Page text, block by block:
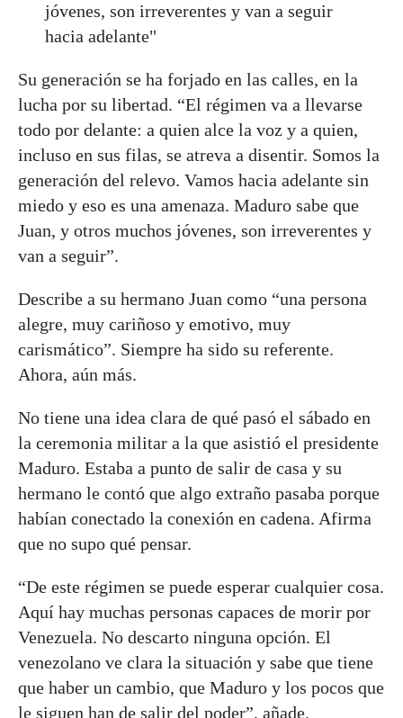
jóvenes, son irreverentes y van a seguir
hacia adelante"
Su generación se ha forjado en las calles, en la
lucha por su libertad. “El régimen va a llevarse
todo por delante: a quien alce la voz y a quien,
incluso en sus filas, se atreva a disentir. Somos la
generación del relevo. Vamos hacia adelante sin
miedo y eso es una amenaza. Maduro sabe que
Juan, y otros muchos jóvenes, son irreverentes y
van a seguir”.
Describe a su hermano Juan como “una persona
alegre, muy cariñoso y emotivo, muy
carismático”. Siempre ha sido su referente.
Ahora, aún más.
No tiene una idea clara de qué pasó el sábado en
la ceremonia militar a la que asistió el presidente
Maduro. Estaba a punto de salir de casa y su
hermano le contó que algo extraño pasaba porque
habían conectado la conexión en cadena. Afirma
que no supo qué pensar.
“De este régimen se puede esperar cualquier cosa.
Aquí hay muchas personas capaces de morir por
Venezuela. No descarto ninguna opción. El
venezolano ve clara la situación y sabe que tiene
que haber un cambio, que Maduro y los pocos que
le siguen han de salir del poder”, añade.